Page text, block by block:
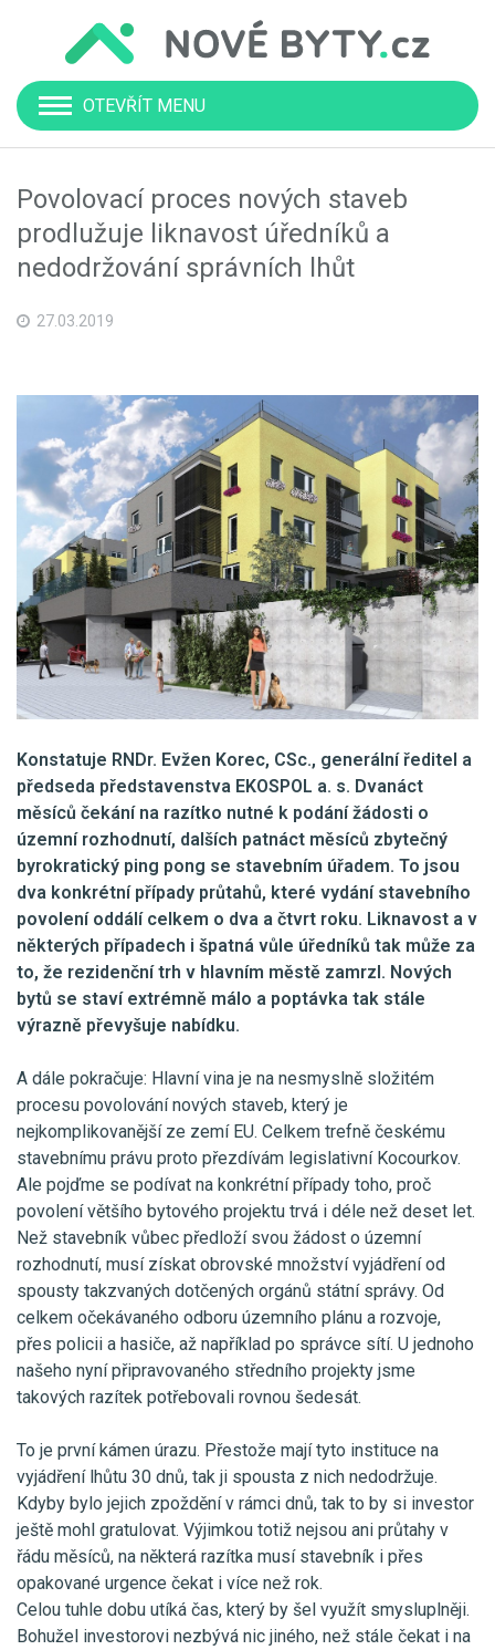
OTEVŘÍT MENU
Povolovací proces nových staveb
prodlužuje liknavost úředníků a
nedodržování správních lhůt
27.03.2019
Konstatuje RNDr. Evžen Korec, CSc., generální ředitel a
předseda představenstva EKOSPOL a. s. Dvanáct
měsíců čekání na razítko nutné k podání žádosti o
územní rozhodnutí, dalších patnáct měsíců zbytečný
byrokratický ping pong se stavebním úřadem. To jsou
dva konkrétní případy průtahů, které vydání stavebního
povolení oddálí celkem o dva a čtvrt roku. Liknavost a v
některých případech i špatná vůle úředníků tak může za
to, že rezidenční trh v hlavním městě zamrzl. Nových
bytů se staví extrémně málo a poptávka tak stále
výrazně převyšuje nabídku.
A dále pokračuje: Hlavní vina je na nesmyslně složitém
procesu povolování nových staveb, který je
nejkomplikovanější ze zemí EU. Celkem trefně českému
stavebnímu právu proto přezdívám legislativní Kocourkov.
Ale pojďme se podívat na konkrétní případy toho, proč
povolení většího bytového projektu trvá i déle než deset let.
Než stavebník vůbec předloží svou žádost o územní
rozhodnutí, musí získat obrovské množství vyjádření od
spousty takzvaných dotčených orgánů státní správy. Od
celkem očekávaného odboru územního plánu a rozvoje,
přes policii a hasiče, až například po správce sítí. U jednoho
našeho nyní připravovaného středního projekty jsme
takových razítek potřebovali rovnou šedesát.
To je první kámen úrazu. Přestože mají tyto instituce na
vyjádření lhůtu 30 dnů, tak ji spousta z nich nedodržuje.
Kdyby bylo jejich zpoždění v rámci dnů, tak to by si investor
ještě mohl gratulovat. Výjimkou totiž nejsou ani průtahy v
řádu měsíců, na některá razítka musí stavebník i přes
opakované urgence čekat i více než rok.
Celou tuhle dobu utíká čas, který by šel využít smysluplněji.
Bohužel investorovi nezbývá nic jiného, než stále čekat i na